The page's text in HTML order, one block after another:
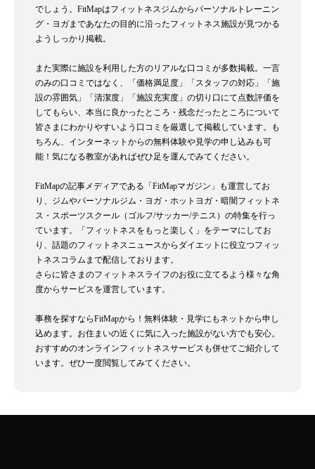
でしょう。FitMapはフィットネスジムからパーソナルトレーニン
グ・ヨガまであなたの目的に沿ったフィットネス施設が見つかる
ようしっかり掲載。
また実際に施設を利用した方のリアルな口コミが多数掲載。一言
のみの口コミではなく、「価格満足度」「スタッフの対応」「施
設の雰囲気」「清潔度」「施設充実度」の切り口にて点数評価を
してもらい、本当に良かったところ・残念だったところについて
皆さまにわかりやすいよう口コミを厳選して掲載しています。も
ちろん、インターネットからの無料体験や見学の申し込みも可
能！気になる教室があればぜひ足を運んでみてください。
FitMapの記事メディアである「FitMapマガジン」も運営してお
り、ジムやパーソナルジム・ヨガ・ホットヨガ・暗闇フィットネ
ス・スポーツスクール（ゴルフ/サッカー/テニス）の特集を行っ
ています。「フィットネスをもっと楽しく」をテーマにしてお
り、話題のフィットネスニュースからダイエットに役立つフィッ
トネスコラムまで配信しております。
さらに皆さまのフィットネスライフのお役に立てるよう様々な角
度からサービスを運営しています。
事務を探すならFitMapから！無料体験・見学にもネットから申し
込めます。お住まいの近くに気に入った施設がない方でも安心。
おすすめのオンラインフィットネスサービスも併せてご紹介して
います。ぜひ一度閲覧してみてください。